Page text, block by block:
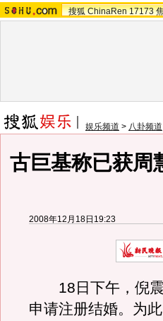
搜狐 ChinaRen 17173
娱乐频道 > 八卦频道
古巨基称已获周
2008年12月18日19:23
18日下午，倪震
申请注册结婚。为